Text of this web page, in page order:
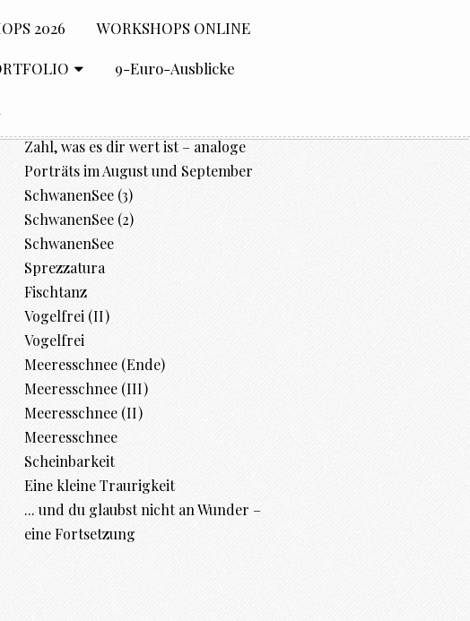
2026 WORKSHOPS ONLINE
9-Euro-Ausblicke
Zahl, was es dir wert ist – analoge
Porträts im August und September
SchwanenSee (3)
SchwanenSee (2)
SchwanenSee
Sprezzatura
Fischtanz
Vogelfrei (II)
Vogelfrei
Meeresschnee (Ende)
Meeresschnee (III)
Meeresschnee (II)
Meeresschnee
Scheinbarkeit
Eine kleine Traurigkeit
... und du glaubst nicht an Wunder –
eine Fortsetzung